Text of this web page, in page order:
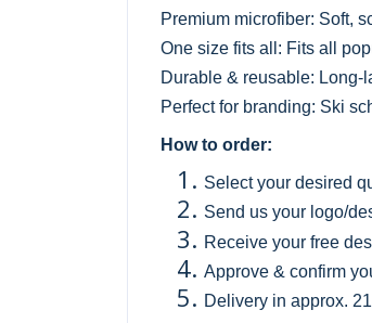
Premium microfiber: Soft,
One size fits all: Fits all
Durable & reusable: Long-
Perfect for branding: Ski
How to order:
Select your desired
Send us your logo/
Receive your free
Approve & confirm
Delivery in approx.